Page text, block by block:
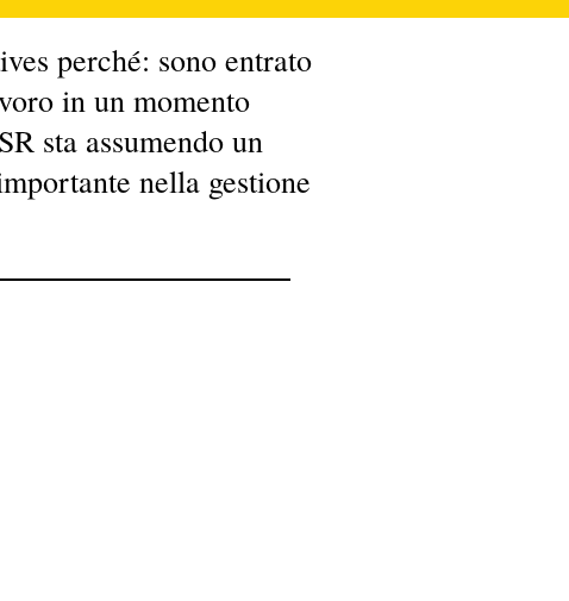
perché: sono entrato
in un momento
sta assumendo un
nella gestione